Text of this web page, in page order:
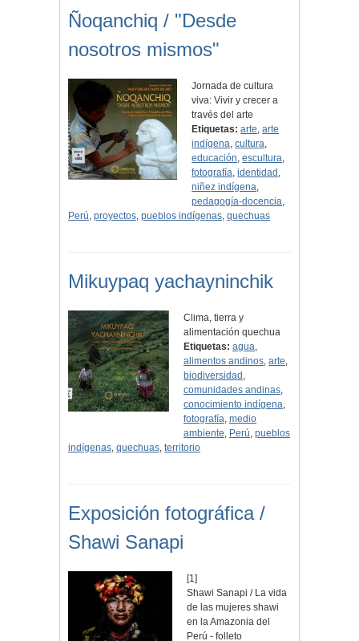
Ñoqanchiq / "Desde
nosotros mismos"
Jornada de cultura
viva: Vivir y crecer a
través del arte
Etiquetas: arte,arte
indígena,cultura,
educación,escultura,
fotografía,identidad ,
niñez indígena,
pedagogía-docencia,
Perú, proyectos, pueblos indígenas, quechuas
Mikuypaq yachayninchik
Clima, tierra y
alimentación quechua
Etiquetas: agua,
alimentos andinos, arte,
biodiversidad ,
comunidades andinas,
conocimiento indígena,
fotografía, medio
ambiente, Perú, pueblos
indígenas, quechuas, territorio
Exposición fotográfica /
Shawi Sanapi
[1]
Shawi Sanapi / La vida
de las mujeres shawi
en la Amazonia del
Perú - folleto